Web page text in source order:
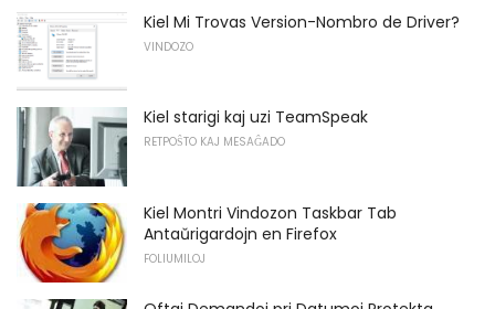
Kiel Mi Trovas Version-Nombro de Driver?
VINDOZO
Kiel starigi kaj uzi TeamSpeak
RETPOŜTO KAJ MESAĜADO
Kiel Montri Vindozon Taskbar Tab
Antaŭrigardojn en Firefox
FOLIUMILOJ